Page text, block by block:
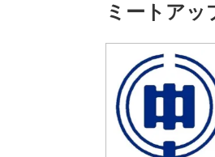
ミートアッ